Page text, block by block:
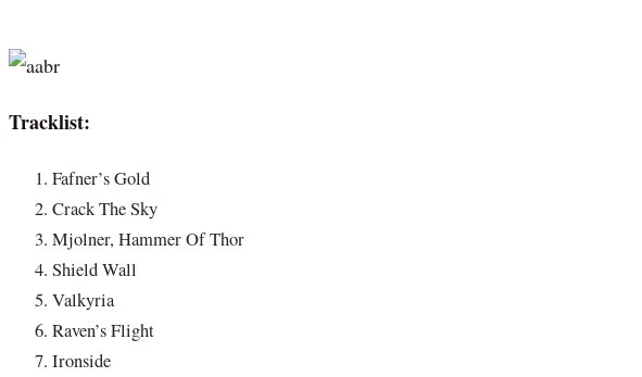
Tracklist:
Fafner’s Gold
Crack The Sky
Mjolner, Hammer Of Thor
Shield Wall
Valkyria
Raven’s Flight
Ironside